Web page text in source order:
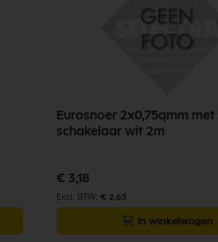
Eurosnoer 2x0,75qmm met
schakelaar wit 2m
€ 3,18
€ 2,63
In winkelwagen